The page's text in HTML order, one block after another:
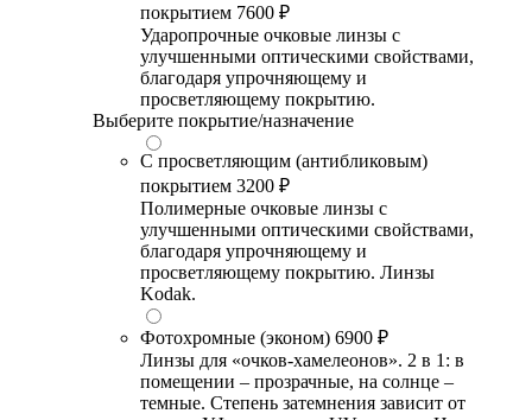
покрытием 7600 ₽
Ударопрочные очковые линзы с
улучшенными оптическими свойствами,
благодаря упрочняющему и
просветляющему покрытию.
Выберите покрытие/назначение
С просветляющим (антибликовым)
покрытием 3200 ₽
Полимерные очковые линзы с
улучшенными оптическими свойствами,
благодаря упрочняющему и
просветляющему покрытию. Линзы
Kodak.
Фотохромные (эконом) 6900 ₽
Линзы для «очков-хамелеонов». 2 в 1: в
помещении – прозрачные, на солнце –
темные. Степень затемнения зависит от